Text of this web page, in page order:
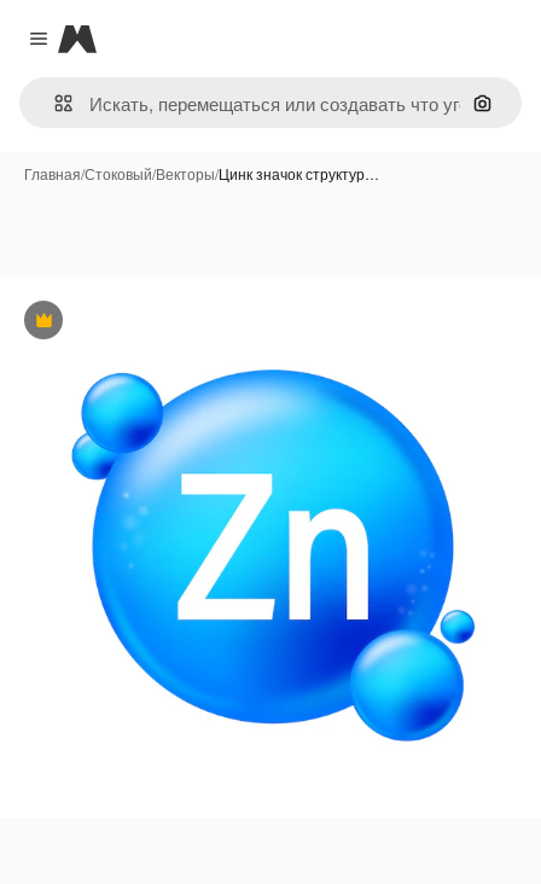
Close menu
Magnific
Поиск
Главная/Стоковый/Векторы/Цинк значок структур…
Премиум